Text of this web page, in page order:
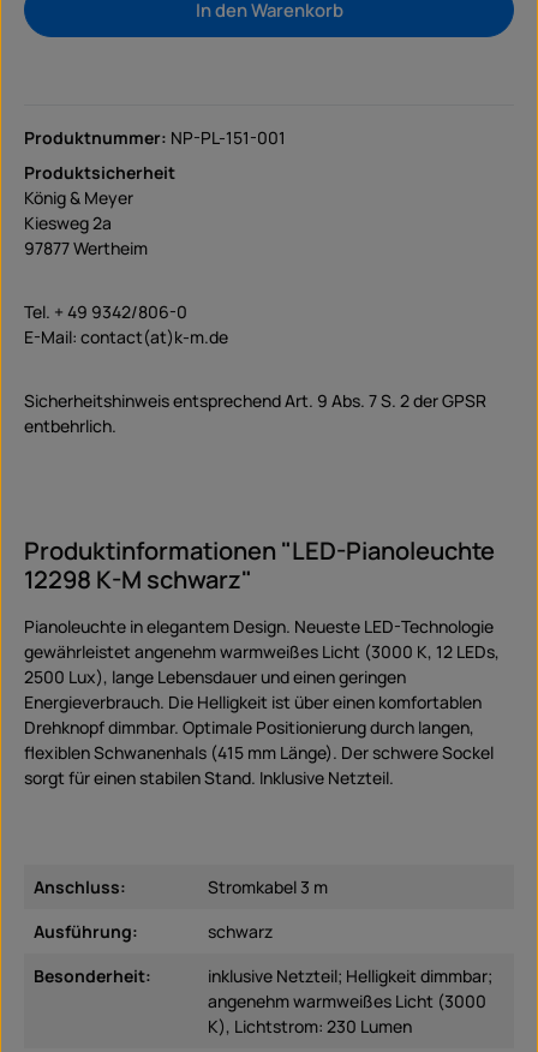
In den Warenkorb
Produktnummer: NP-PL-151-001
Produktsicherheit
König & Meyer
Kiesweg 2a
97877 Wertheim
Tel. + 49 9342/806-0
E-Mail: contact(at)k-m.de
Sicherheitshinweis entsprechend Art. 9 Abs. 7 S. 2 der GPSR
entbehrlich.
Produktinformationen "LED-Pianoleuchte
12298 K-M schwarz"
Pianoleuchte in elegantem Design. Neueste LED-Technologie
gewährleistet angenehm warmweißes Licht (3000 K, 12 LEDs,
2500 Lux), lange Lebensdauer und einen geringen
Energieverbrauch. Die Helligkeit ist über einen komfortablen
Drehknopf dimmbar. Optimale Positionierung durch langen,
flexiblen Schwanenhals (415 mm Länge). Der schwere Sockel
sorgt für einen stabilen Stand. Inklusive Netzteil.
Anschluss:
Stromkabel 3 m
Ausführung:
schwarz
Besonderheit:
inklusive Netzteil; Helligkeit dimmbar;
angenehm warmweißes Licht (3000
K), Lichtstrom: 230 Lumen